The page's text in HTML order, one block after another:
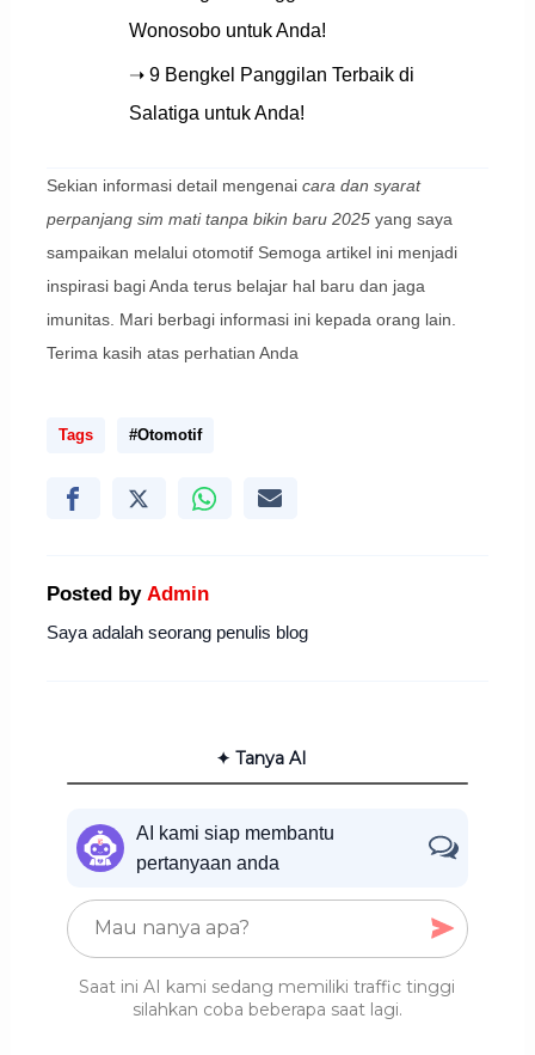
Wonosobo untuk Anda!
➝ 9 Bengkel Panggilan Terbaik di
Salatiga untuk Anda!
Sekian informasi detail mengenai cara dan syarat
perpanjang sim mati tanpa bikin baru 2025yang saya
sampaikan melalui otomotif Semoga artikel ini menjadi
inspirasi bagi Anda terus belajar hal baru dan jaga
imunitas. Mari berbagi informasi ini kepada orang lain.
Terima kasih atas perhatian Anda
Tags #Otomotif
Posted by Admin
Saya adalah seorang penulis blog
✦ Tanya AI
AI kami siap membantu
pertanyaan anda
Saat ini AI kami sedang memiliki traffic tinggi
silahkan coba beberapa saat lagi.